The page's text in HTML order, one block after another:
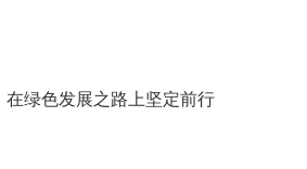
在绿色发展之路上坚定前行